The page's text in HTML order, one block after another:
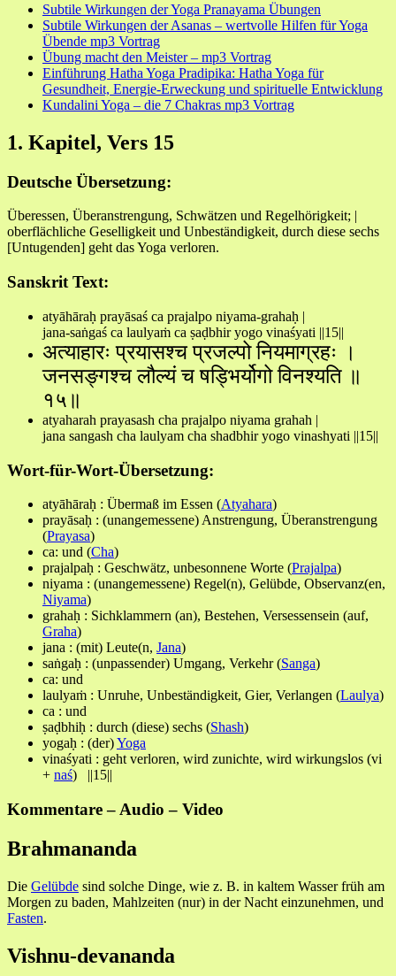
Subtile Wirkungen der Yoga Pranayama Übungen
Subtile Wirkungen der Asanas – wertvolle Hilfen für Yoga
Übende mp3 Vortrag
Übung macht den Meister – mp3 Vortrag
Einführung Hatha Yoga Pradipika: Hatha Yoga für
Gesundheit, Energie-Erweckung und spirituelle Entwicklung
Kundalini Yoga – die 7 Chakras mp3 Vortrag
1. Kapitel, Vers 15
Deutsche Übersetzung:
Überessen, Überanstrengung, Schwätzen und Regelhörigkeit; |
oberflächliche Geselligkeit und Unbeständigkeit, durch diese sechs
[Untugenden] geht das Yoga verloren.
Sanskrit Text:
atyāhāraḥ prayāsaś ca prajalpo niyama-grahaḥ |
jana-saṅgaś ca laulyaṁ ca ṣaḍbhir yogo vinaśyati ||15||
अत्याहारः प्रयासश्च प्रजल्पो नियमाग्रहः ।
जनसङ्गश्च लौल्यं च षड्भिर्योगो विनश्यति ॥
१५॥
atyaharah prayasash cha prajalpo niyama grahah |
jana sangash cha laulyam cha shadbhir yogo vinashyati ||15||
Wort-für-Wort-Übersetzung:
atyāhāraḥ : Übermaß im Essen (Atyahara)
prayāsaḥ : (unangemessene) Anstrengung, Überanstrengung
(Prayasa)
ca: und (Cha)
prajalpaḥ : Geschwätz, unbesonnene Worte (Prajalpa)
niyama : (unangemessene) Regel(n), Gelübde, Observanz(en,
Niyama)
grahaḥ : Sichklammern (an), Bestehen, Versessensein (auf,
Graha)
jana : (mit) Leute(n, Jana)
saṅgaḥ : (unpassender) Umgang, Verkehr (Sanga)
ca: und
laulyaṁ : Unruhe, Unbeständigkeit, Gier, Verlangen (Laulya)
ca : und
ṣaḍbhiḥ : durch (diese) sechs (Shash)
yogaḥ : (der)Yoga
vinaśyati : geht verloren, wird zunichte, wird wirkungslos (vi
+ naś) ||15||
Kommentare – Audio – Video
Brahmananda
Die Gelübde sind solche Dinge, wie z. B. in kaltem Wasser früh am
Morgen zu baden, Mahlzeiten (nur) in der Nacht einzunehmen, und
Fasten.
Vishnu-devananda